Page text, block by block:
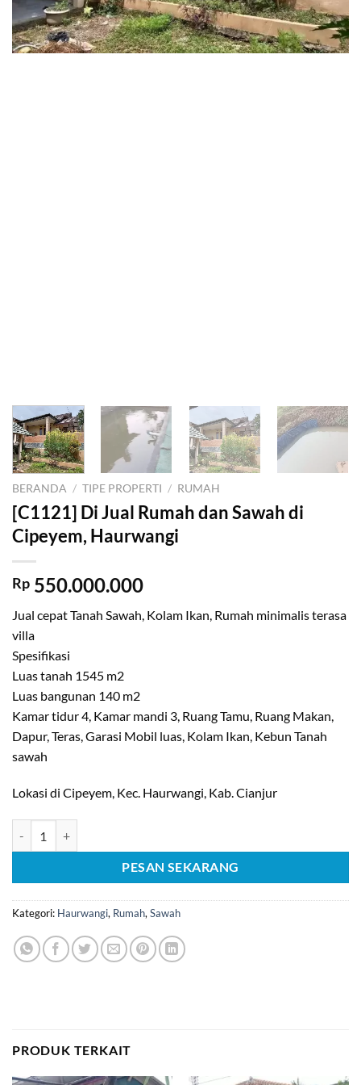
BERANDA / TIPE PROPERTI / RUMAH
[C1121] Di Jual Rumah dan Sawah di
Cipeyem, Haurwangi
Rp 550.000.000
Jual cepat Tanah Sawah, Kolam Ikan, Rumah minimalis terasa
villa
Spesifikasi
Luas tanah 1545 m2
Luas bangunan 140 m2
Kamar tidur 4, Kamar mandi 3, Ruang Tamu, Ruang Makan,
Dapur, Teras, Garasi Mobil luas, Kolam Ikan, Kebun Tanah
sawah
Lokasi di Cipeyem, Kec. Haurwangi, Kab. Cianjur
PESAN SEKARANG
Kategori: Haurwangi, Rumah, Sawah
PRODUK TERKAIT